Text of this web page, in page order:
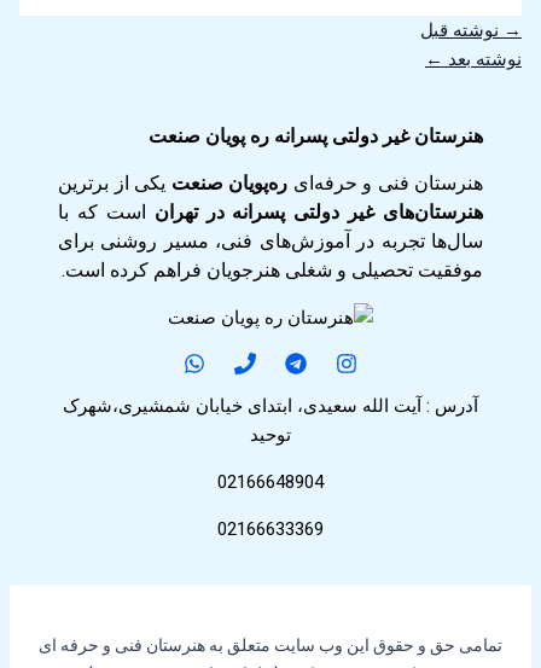
→ نوشته قبل
نوشته بعد ←
هنرستان غیر دولتی پسرانه ره پویان صنعت
هنرستان فنی و حرفه‌ای ره‌پویان صنعت یکی از برترین
هنرستان‌های غیر دولتی پسرانه در تهران است که با
سال‌ها تجربه در آموزش‌های فنی، مسیر روشنی برای
موفقیت تحصیلی و شغلی هنرجویان فراهم کرده است.
آدرس : آیت الله سعیدی، ابتدای خیابان شمشیری،شهرک
توحید
02166648904
02166633369
تمامی حق و حقوق این وب سایت متعلق به هنرستان فنی و حرفه ای